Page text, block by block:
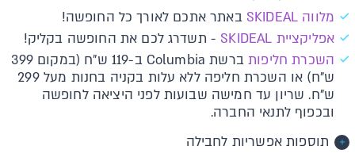
מלווה SKIDEAL
באתר אתכם לאורך כל החופשה!
א​פליקציית SKIDEAL​​
- תשדרג לכם את החופשה בקליק!
השכרת חליפות
ברשת Columbia ב-119 ש"ח (במקום 399
ש"ח) או השכרת חליפה ללא עלות בקניה בחנות מעל 299
ש"ח. שריון עד חמישה שבועות לפני היציאה לחופשה
ובכפוף לתנאי החברה.
תוספות אפשריות לחבילה